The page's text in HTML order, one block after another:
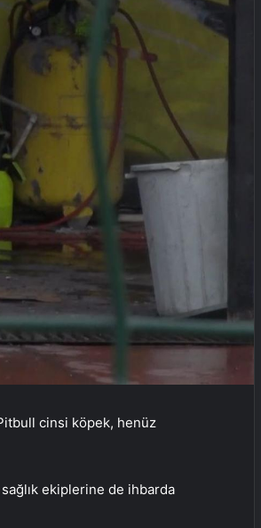
cinsi köpek, henüz
ekiplerine de ihbarda